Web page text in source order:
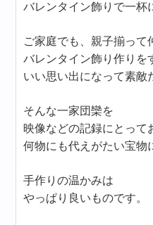
バレンタイン飾りで一杯
ご家庭でも、親子揃って
バレンタイン飾り作りを
いい思い出になって素敵
そんな一家団欒を
映像などの記録にとって
何物にも代えがたい宝物
手作りの温かみは
やっぱり良いものです。